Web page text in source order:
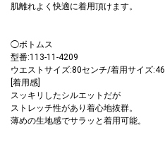
肌離れよく快適に着用頂けます。
◯ボトムス
型番:113-11-4209
ウエストサイズ:80センチ/着用サイズ:46
[着用感]
スッキリしたシルエットだが
ストレッチ性があり着心地抜群。
薄めの生地感でサラッと着用可能。